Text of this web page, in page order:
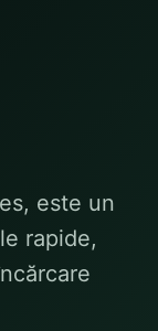
este un
rapide,